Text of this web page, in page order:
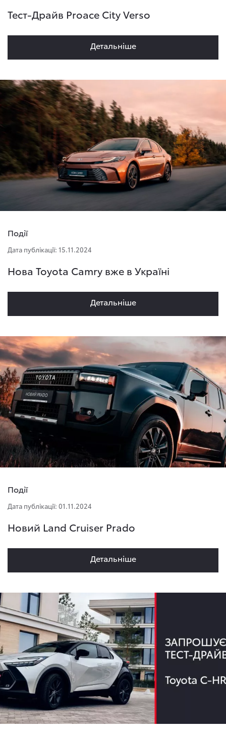
Тест-Драйв Proace City Verso
Детальнiше
Події
Дата публікації: 15.11.2024
Нова Toyota Camry вже в Україні
Детальнiше
Події
Дата публікації: 01.11.2024
Новий Land Cruiser Prado
Детальнiше